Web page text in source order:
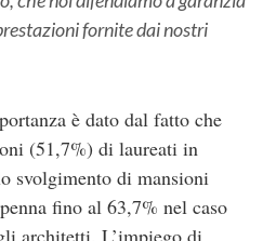
fornite dai nostri
è dato dal fatto che
(51,7%) di laureati in
svolgimento di mansioni
fino al 63,7% nel caso
architetti. L’impiego di